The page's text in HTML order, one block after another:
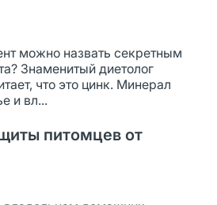
можно назвать секретным
Знаменитый диетолог
что это цинк. Минерал
и вл...
питомцев от